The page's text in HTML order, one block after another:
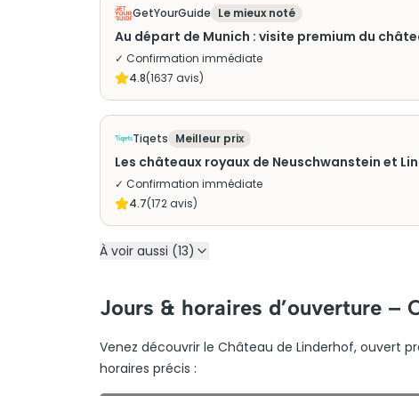
GetYourGuide Le mieux noté
Au départ de Munich : visite premium du
✓ Confirmation immédiate
4.8(1637 avis)
Tiqets Meilleur prix
Les châteaux royaux de Neuschwanstein et
✓ Confirmation immédiate
4.7(172avis)
À voir aussi (13)
Jours & horaires d’ouverture –
Venez découvrir le Château de Linderhof, ouvert
horaires précis :